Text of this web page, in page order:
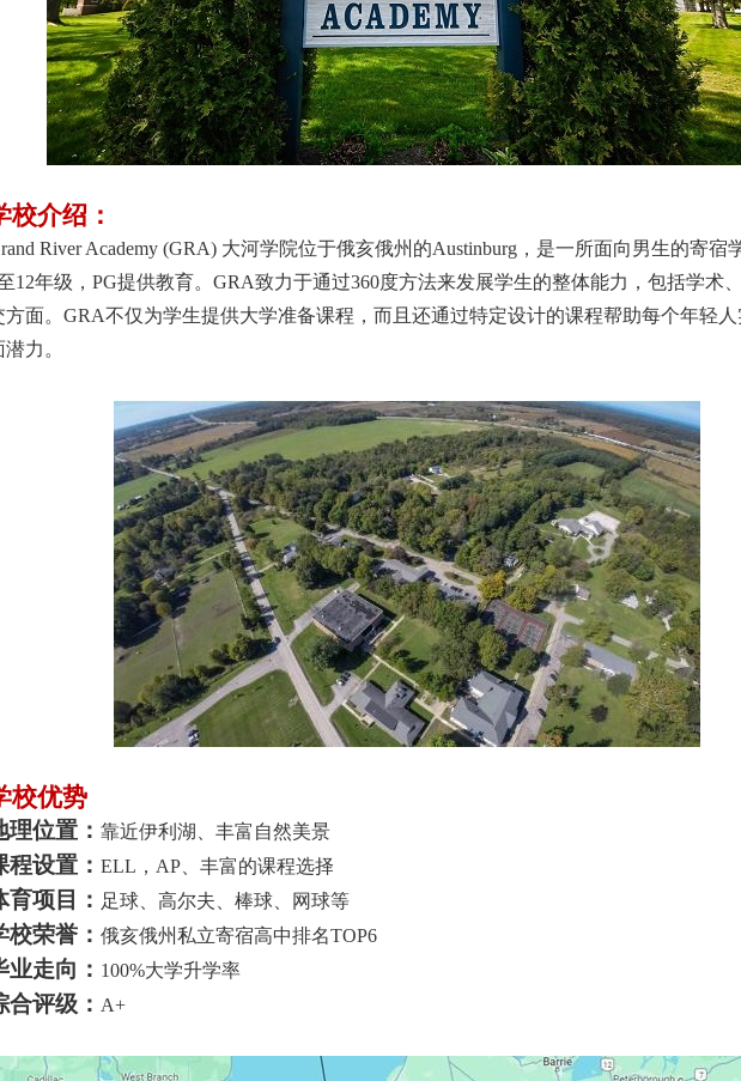
校介绍：
River Academy (GRA) 大河学院位于俄亥俄州的Austinburg，是一所面向男生的寄宿
12年级，PG提供教育。GRA致力于通过360度方法来发展学生的整体能力，包括学术
方面。GRA不仅为学生提供大学准备课程，而且还通过特定设计的课程帮助每个年轻
力。
校优势
理位置： 靠近伊利湖、丰富 ⾃然美景
程设置： ELL ，AP、丰富的课程选择
育项目： ⾜球、 ⾼尔夫 、棒球、 ⽹球等
校荣誉： 俄亥俄州私⽴寄宿⾼中排名TOP6
业走向： 100%⼤学升学率
合评级： A+